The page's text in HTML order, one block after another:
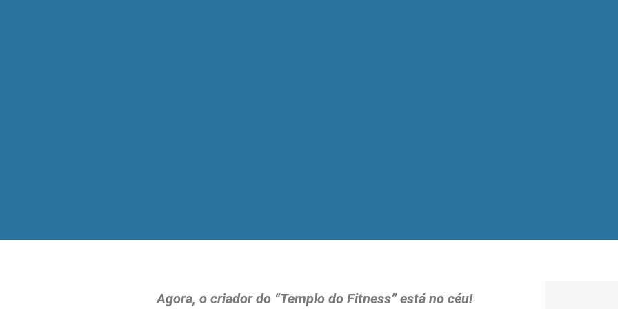
Agora, o criador do “Templo do Fitness” está no céu!